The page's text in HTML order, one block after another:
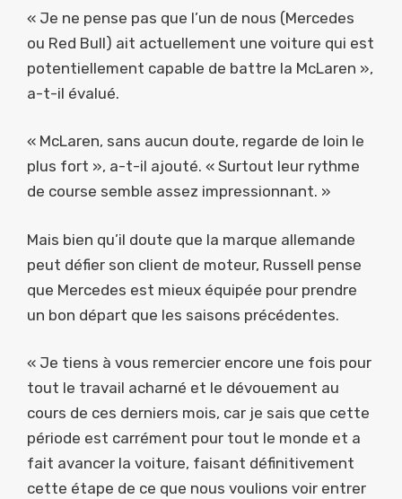
« Je ne pense pas que l’un de nous (Mercedes
ou Red Bull) ait actuellement une voiture qui est
potentiellement capable de battre la McLaren »,
a-t-il évalué.
« McLaren, sans aucun doute, regarde de loin le
plus fort », a-t-il ajouté. « Surtout leur rythme
de course semble assez impressionnant. »
Mais bien qu’il doute que la marque allemande
peut défier son client de moteur, Russell pense
que Mercedes est mieux équipée pour prendre
un bon départ que les saisons précédentes.
« Je tiens à vous remercier encore une fois pour
tout le travail acharné et le dévouement au
cours de ces derniers mois, car je sais que cette
période est carrément pour tout le monde et a
fait avancer la voiture, faisant définitivement
cette étape de ce que nous voulions voir entrer